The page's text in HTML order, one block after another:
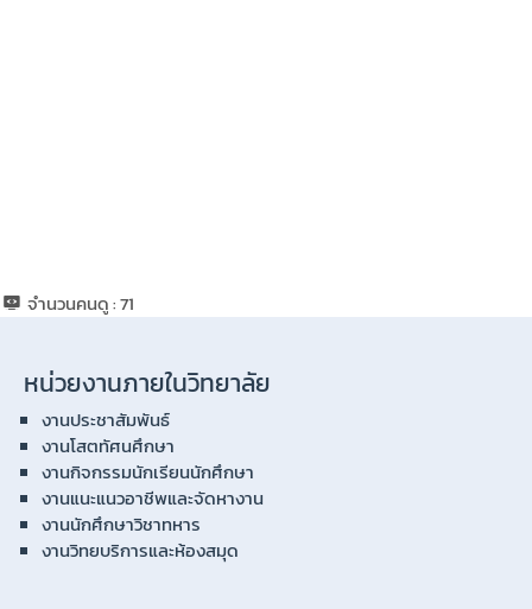
จำนวนคนดู :71
หน่วยงานภายในวิทยาลัย
งานประชาสัมพันธ์
งานโสตทัศนศึกษา
งานกิจกรรมนักเรียนนักศึกษา
งานแนะแนวอาชีพและจัดหางาน
งานนักศึกษาวิชาทหาร
งานวิทยบริการและห้องสมุด